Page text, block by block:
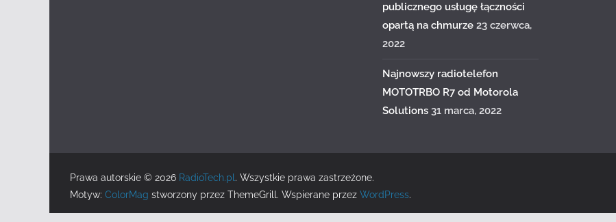
publicznego usługę łączności
opartą na chmurze 23 czerwca,
2022
Najnowszy radiotelefon
MOTOTRBO R7 od Motorola
Solutions 31 marca, 2022
Prawa autorskie © 2026 RadioTech.pl . Wszystkie prawa zastrzeżone.
Motyw: ColorMag stworzony przez ThemeGrill. Wspierane przez WordPress.